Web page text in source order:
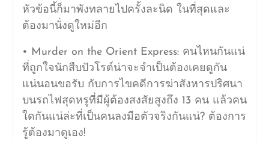
หัวข้อนี้ก็มาพังทลายไปครั้งละนิด ในที่สุดและ
ต้องมานั่งดูใหม่อีก
• Murder on the Orient Express: คนไหนกันแน่
ที่ถูกใจนักสืบปัวโรต์น่าจะจำเป็นต้องเคยดูกัน
แน่นอนขอรับ กับการไขคดีการฆ่าสังหารปริศนา
บนรถไฟสุดหรูที่มีผู้ต้องสงสัยสูงถึง 13 คน แล้วคน
ใดกันแน่ล่ะที่เป็นคนลงมือตัวจริงกันแน่? ต้องการ
รู้ต้องมาดูเอง!